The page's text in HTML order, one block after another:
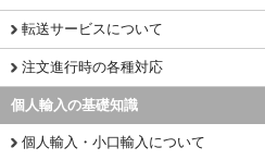
転送サービスについて
注文進行時の各種対応
個人輸入の基礎知識
個人輸入・小口輸入について